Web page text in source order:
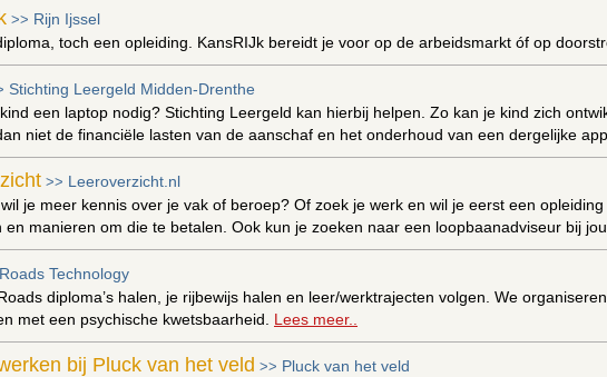
>> Rijn Ijssel
toch een opleiding. KansRIJk bereidt je voor op de arbeidsmarkt óf op
Stichting Leergeld Midden-Drenthe
een laptop nodig? Stichting Leergeld kan hierbij helpen. Zo kan je kind zich
niet de financiële lasten van de aanschaf en het onderhoud van een dergelijke
>> Leeroverzicht.nl
je meer kennis over je vak of beroep? Of zoek je werk en wil je eerst een
en manieren om die te betalen. Ook kun je zoeken naar een loopbaanadviseur bij
Roads Technology
diploma’s halen, je rijbewijs halen en leer/werktrajecten volgen. We
met een psychische kwetsbaarheid. Lees meer..
bij Pluck van het veld >> Pluck van het veld